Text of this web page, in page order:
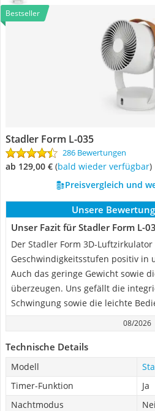
Bestseller
Stadler Form L-035
286 Bewertungen
ab 129,00 € ( Bald wieder verfügbar)
Preisvergleich und
Unsere
Unser Fazit für Stadler Form L-
Der Stadler Form 3D-
Geschwindigkeitsstufen positiv in
Auch das geringe Gewicht sowie
überzeugen. Uns gefällt die
Schwingung sowie die leichte
08/2026
Technische Details
Modell
Timer-Funktion
Ja
Nachtmodus